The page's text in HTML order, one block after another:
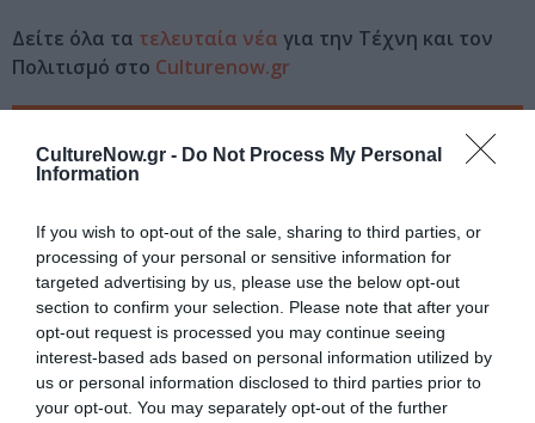
CultureNow.gr - Do Not Process My Personal
Information
If you wish to opt-out of the sale, sharing to third parties, or
processing of your personal or sensitive information for
targeted advertising by us, please use the below opt-out
section to confirm your selection. Please note that after your
opt-out request is processed you may continue seeing
interest-based ads based on personal information utilized by
us or personal information disclosed to third parties prior to
your opt-out. You may separately opt-out of the further
Δείτε όλα τα τελευταία νέα για την Τέχνη και τον
Πολιτισμό στο Culturenow.gr
Tags
JAZZ - BLUES - ETHNIC
ΓΚΟΡΑΝ ΜΠΡΕΓΚΟΒΙΤΣ (GORAN BREGOVIĆ)
ΚΑΛΟΚΑΙΡΙΝΕΣ ΣΥΝΑΥΛΙΕΣ
ΣΥΝΑΥΛΙΕΣ 2023
Newsletter
Κάθε βδομάδα στο e-mail σας τα τελευταία νέα για